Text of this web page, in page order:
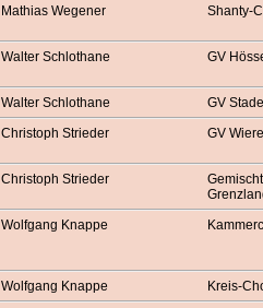
Mathias Wegener
Shanty-
Walter Schlothane GV
Walter Schlothane
GV
Christoph Strieder
GV
Christoph Strieder
Wolfgang Knappe
Wolfgang Knappe
Kreis-